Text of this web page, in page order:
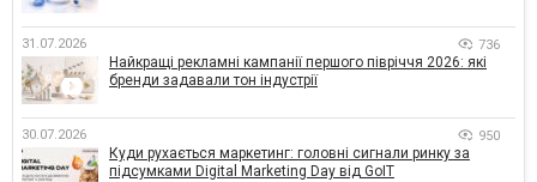
31.07.2026 736
Найкращі рекламні кампанії першого півріччя 2026: які
бренди задавали тон індустрії
30.07.2026 950
Куди рухається маркетинг: головні сигнали ринку за
підсумками Digital Marketing Day від GoIT